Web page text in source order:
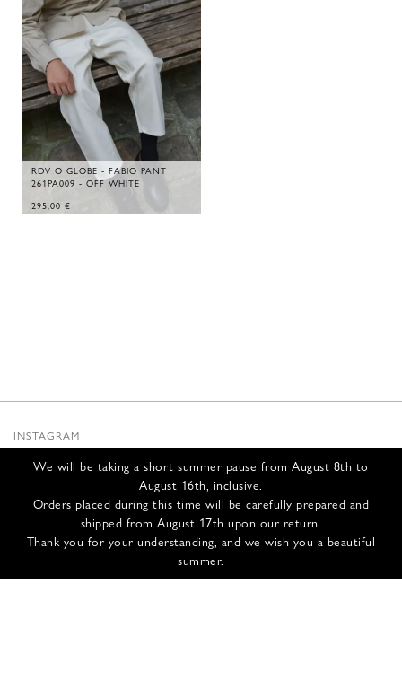
We will be taking a short summer pause from August 8th to
August 16th, inclusive.
Orders placed during this time will be carefully prepared and
shipped from August 17th upon our return.
Thank you for your understanding, and we wish you a beautiful
summer.
RDV O GLOBE - FABIO PANT
261PA009 - OFF WHITE
295,00 €
INSTAGRAM
INFOS
CONTACT US
SHIPPING & RETURNS